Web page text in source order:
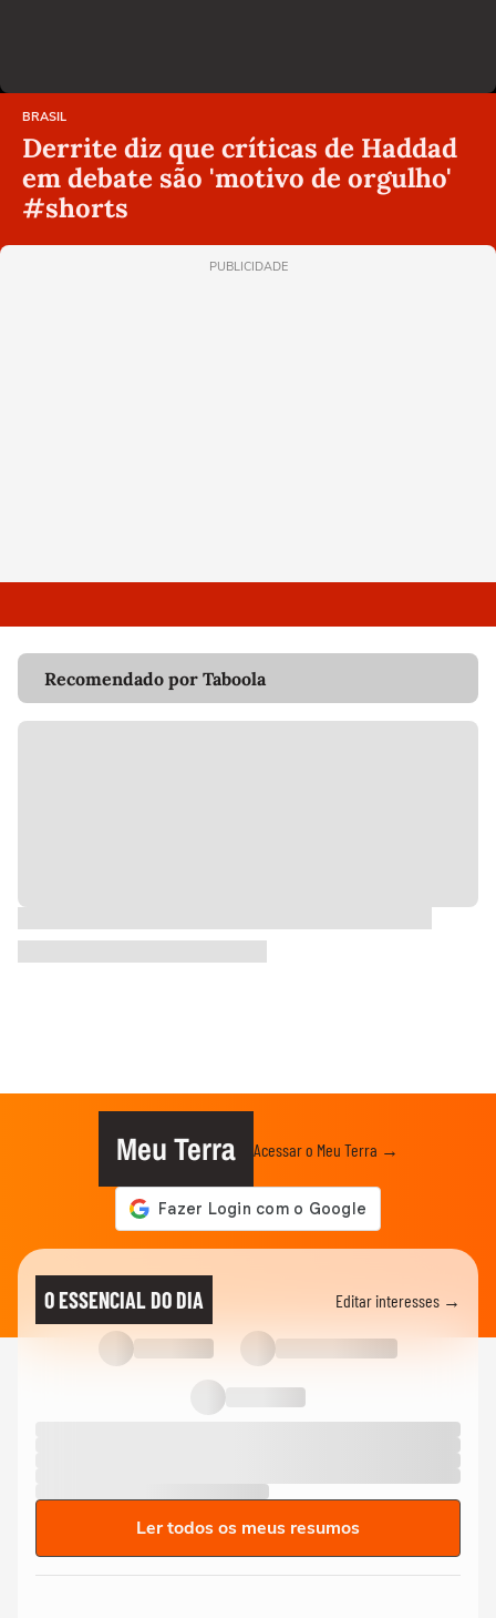
BRASIL
Derrite diz que críticas de Haddad
em debate são 'motivo de orgulho'
#shorts
PUBLICIDADE
Recomendado por Taboola
Meu Terra Acessar o Meu Terra →
O ESSENCIAL DO DIA Editar interesses →
Ler todos os meus resumos